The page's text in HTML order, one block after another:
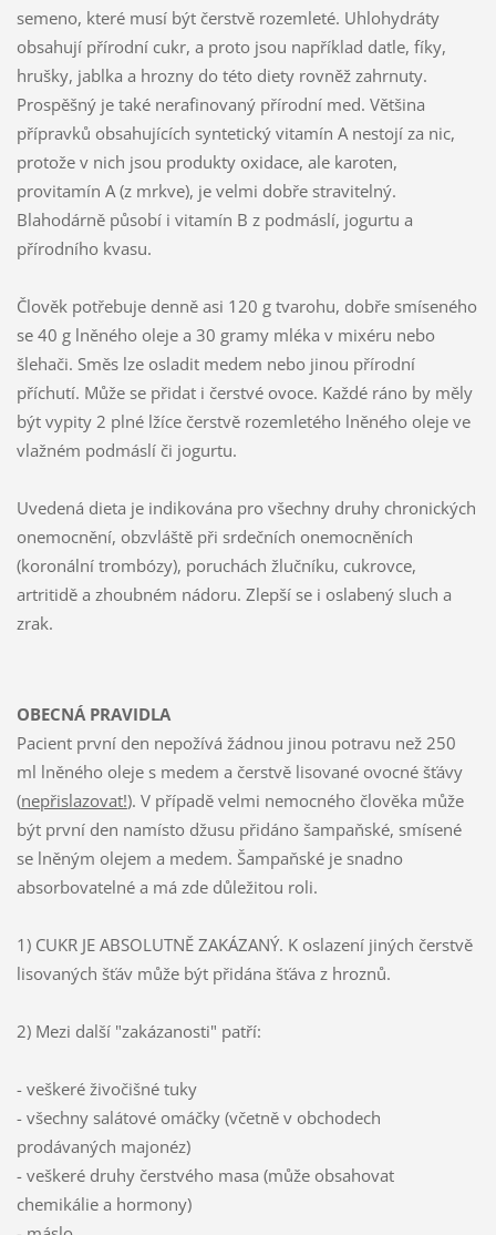
semeno, které musí být čerstvě rozemleté. Uhlohydráty
obsahují přírodní cukr, a proto jsou například datle, fíky,
hrušky, jablka a hrozny do této diety rovněž zahrnuty.
Prospěšný je také nerafinovaný přírodní med. Většina
přípravků obsahujících syntetický vitamín A nestojí za nic,
protože v nich jsou produkty oxidace, ale karoten,
provitamín A (z mrkve), je velmi dobře stravitelný.
Blahodárně působí i vitamín B z podmáslí, jogurtu a
přírodního kvasu.
Člověk potřebuje denně asi 120 g tvarohu, dobře smíseného
se 40 g lněného oleje a 30 gramy mléka v mixéru nebo
šlehači. Směs lze osladit medem nebo jinou přírodní
příchutí. Může se přidat i čerstvé ovoce. Každé ráno by měly
být vypity 2 plné lžíce čerstvě rozemletého lněného oleje ve
vlažném podmáslí či jogurtu.
Uvedená dieta je indikována pro všechny druhy chronických
onemocnění, obzvláště při srdečních onemocněních
(koronální trombózy), poruchách žlučníku, cukrovce,
artritidě a zhoubném nádoru. Zlepší se i oslabený sluch a
zrak.
OBECNÁ PRAVIDLA
Pacient první den nepožívá žádnou jinou potravu než 250
ml lněného oleje s medem a čerstvě lisované ovocné šťávy
(nepřislazovat!). V případě velmi nemocného člověka může
být první den namísto džusu přidáno šampaňské, smísené
se lněným olejem a medem. Šampaňské je snadno
absorbovatelné a má zde důležitou roli.
1) CUKR JE ABSOLUTNĚ ZAKÁZANÝ. K oslazení jiných čerstvě
lisovaných šťáv může být přidána šťáva z hroznů.
2) Mezi další "zakázanosti" patří:
- veškeré živočišné tuky
- všechny salátové omáčky (včetně v obchodech
prodávaných majonéz)
- veškeré druhy čerstvého masa (může obsahovat
chemikálie a hormony)